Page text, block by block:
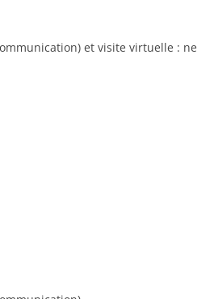
et visite virtuelle : ne